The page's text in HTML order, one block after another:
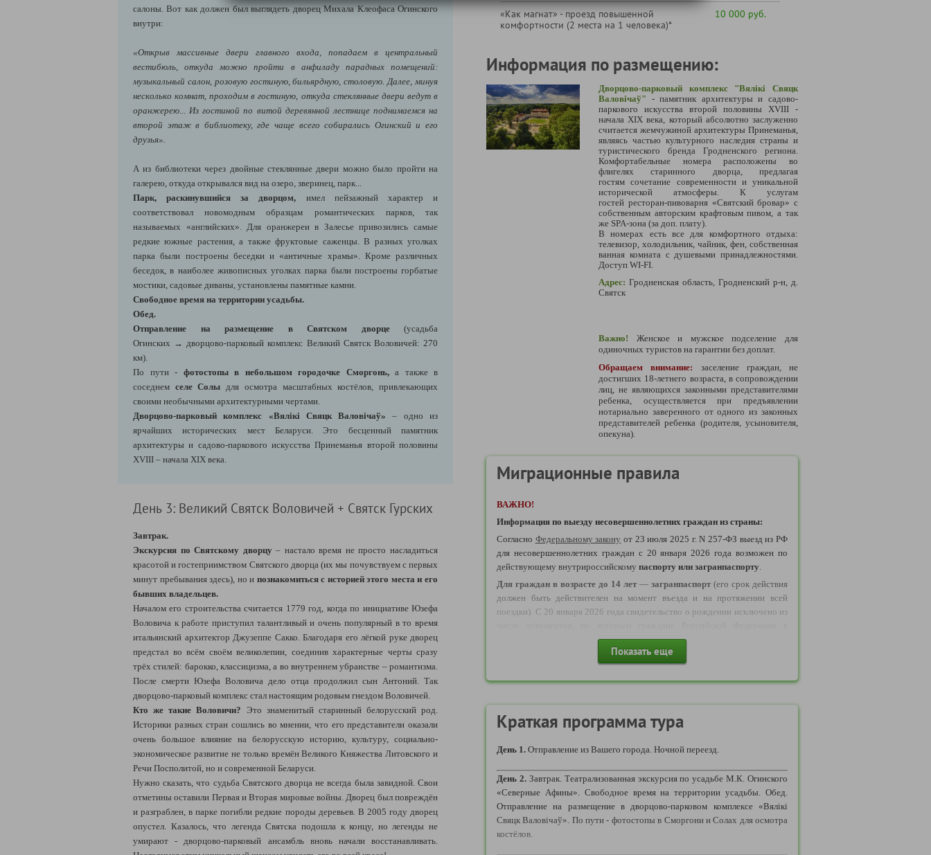
салоны. Вот как должен был выглядеть дворец Михала Клеофаса Огинского
внутри:
«Открыв массивные двери главного входа, попадаем в центральный
вестибюль, откуда можно пройти в анфиладу парадных помещений:
музыкальный салон, розовую гостиную, бильярдную, столовую. Далее, минуя
несколько комнат, проходим в гостиную, откуда стеклянные двери ведут в
оранжерею... Из гостиной по витой деревянной лестнице поднимаемся на
второй этаж в библиотеку, где чаще всего собирались Огинский и его
друзья».
А из библиотеки через двойные стеклянные двери можно было пройти на
галерею, откуда открывался вид на озеро, зверинец, парк...
Парк, раскинувшийся за дворцом, имел пейзажный характер и
соответствовал новомодным образцам романтических парков, так
называемых «английских». Для оранжереи в Залесье привозились самые
редкие южные растения, а также фруктовые саженцы. В разных уголках
парка были построены беседки и «античные храмы». Кроме различных
беседок, в наиболее живописных уголках парка были построены горбатые
мостики, садовые диваны, установлены памятные камни.
Свободное время на территории усадьбы.
Обед.
Отправление на размещение в Святском дворце(усадьба
Огинских → дворцово-парковый комплекс Великий Святск Воловичей: 270
км).
По пути - фотостопы в небольшом городочке Сморгонь,а также в
соседнем селе Солы для осмотра масштабных костёлов, привлекающих
своими необычными архитектурными чертами.
Дворцово-парковый комплекс «Вялікі Свяцк Валовічаў» – одно из
ярчайших исторических мест Беларуси. Это бесценный памятник
архитектуры и садово-паркового искусства Принеманья второй половины
XVIII – начала XIX века.
День 3: Великий Святск Воловичей + Святск Гурских
Завтрак.
Экскурсия по Святскому дворцу– настало время не просто насладиться
красотой и гостеприимством Святского дворца (их мы почувствуем с первых
минут пребывания здесь), но и познакомиться с историей этого места и его
бывших владельцев.
Началом его строительства считается 1779 год, когда по инициативе Юзефа
Воловича к работе приступил талантливый и очень популярный в то время
итальянский архитектор Джузеппе Сакко. Благодаря его лёгкой руке дворец
предстал во всём своём великолепии, соединив характерные черты сразу
трёх стилей: барокко, классицизма, а во внутреннем убранстве – романтизма.
После смерти Юзефа Воловича дело отца продолжил сын Антоний. Так
дворцово-парковый комплекс стал настоящим родовым гнездом Воловичей.
Кто же такие Воловичи? Это знаменитый старинный белорусский род.
Историки разных стран сошлись во мнении, что его представители оказали
очень большое влияние на белорусскую историю, культуру, социально-
экономическое развитие не только времён Великого Княжества Литовского и
Речи Посполитой, но и современной Беларуси.
Нужно сказать, что судьба Святского дворца не всегда была завидной. Свои
отметины оставили Первая и Вторая мировые войны. Дворец был повреждён
и разграблен, в парке погибли редкие породы деревьев. В 2005 году дворец
опустел. Казалось, что легенда Святска подошла к концу, но легенды не
умирают - дворцово-парковый ансамбль вновь начали восстанавливать.
«Как магнат» - проезд повышенной
комфортности (2 места на 1 человека)*
10 000 руб.
Информация по размещению:
Дворцово-парковый комплекс "Вялікі Свяцк
Валовічаў" - памятник архитектуры и садово-
паркового искусства второй половины XVIII -
начала XIX века, который абсолютно заслуженно
считается жемчужиной архитектуры Принеманья,
являясь частью культурного наследия страны и
туристического бренда Гродненского региона.
Комфортабельные номера расположены во
флигелях старинного дворца, предлагая
гостям сочетание современности и уникальной
исторической атмосферы. К услугам
гостей ресторан-пивоварня «Святский бровар» с
собственным авторским крафтовым пивом, а так
же SPA-зона (за доп. плату).
В номерах есть все для комфортного отдыха:
телевизор, холодильник, чайник, фен, собственная
ванная комната с душевыми принадлежностями.
Доступ WI-FI.
Адрес: Гродненская область, Гродненский р-н, д.
Святск
Важно! Женское и мужское подселение для
одиночных туристов на гарантии без доплат.
Обращаем внимание: заселение граждан, не
достигших 18-летнего возраста, в сопровождении
лиц, не являющихся законными представителями
ребенка, осуществляется при предъявлении
нотариально заверенного от одного из законных
представителей ребенка (родителя, усыновителя,
опекуна).
Миграционные правила
ВАЖНО!
Информация по выезду несовершеннолетних граждан из страны:
Согласно Федеральному закону от 23 июля 2025 г. N 257-ФЗ выезд из РФ
для несовершеннолетних граждан с 20 января 2026 года возможен по
действующему внутрироссийскому паспорту или загранпаспорту
Для граждан в возрасте до 14 лет — загранпаспорт (его срок действия
должен быть действителен на момент въезда и на протяжении всей
поездки). С 20 января 2026 года свидетельство о рождении исключено из
возрасте до 14 лет могут осуществлять выезд в Беларусь
Свидетельство о рождении исключено
поскольку стал возможным проезд иностранных граждан через пункты
пропуска на границе между Российской Федерацией и Республикой
Требуются следующие документы для участия в туре:
1) ДЛЯ ВЗРОСЛОГО ГРАЖДАНИНА РФ:
- Действующий Внутрироссийский паспорт.
Показать еще
Краткая программа тура
День 1. Отправление из Вашего города. Ночной переезд.
День 2.Завтрак. Театрализованная экскурсия по усадьбе М.К. Огинского
«Северные Афины». Свободное время на территории усадьбы. Обед.
Отправление на размещение в дворцово-парковом комплексе «Вялікі
Свяцк Валовічаў». По пути - фотостопы в Сморгони и Солах для осмотра
костёлов.